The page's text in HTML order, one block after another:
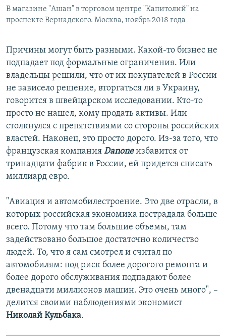
В магазине "Ашан" в торговом центре "Капитолий" на
проспекте Вернадского. Москва, ноябрь 2018 года
Причины могут быть разными. Какой-то бизнес не
подпадает под формальные ограничения. Или
владельцы решили, что от их покупателей в России
не зависело решение, вторгаться ли в Украину,
говорится в швейцарском исследовании. Кто-то
просто не нашел, кому продать активы. Или
столкнулся с препятствиями со стороны российских
властей. Наконец, это просто дорого. Из-за того, что
французская компания Danoneизбавится от
тринадцати фабрик в России, ей придется списать
миллиард евро.
"Авиация и автомобилестроение. Это две отрасли, в
которых российская экономика пострадала больше
всего. Потому что там большие объемы, там
задействовано большое достаточно количество
людей. То, что я сам смотрел и считал по
автомобилям: под риск более дорогого ремонта и
более дорого обслуживания подпадают более
двенадцати миллионов машин. Это очень много", –
делится своими наблюдениями экономист
Николай Кульбака.